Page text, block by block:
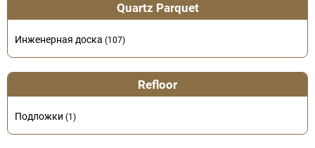
Quartz Parquet
Инженерная доска (107)
Refloor
Подложки (1)